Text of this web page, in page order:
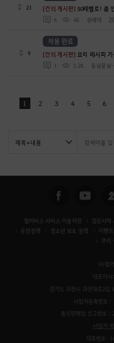
21 [건의 게시판] 50레벨로! 좀
6 4K 쉰세대
9 [건의 게시판] 요리 레시피
1 3.2K 둥실뭉실
적용 완료
1 2 3 4 5 6
펄어비스 서비스 이용약관 검은사막
운영정책 청소년 보호 정책 이벤
쿠키
㈜펄
대표이
경기도 과천시 과천대로2길
사업자등록번호
통신판매업 신고번호
사업자
대표번호: